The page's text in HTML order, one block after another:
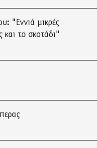
"Εννιά μικρές
και το σκοτάδι"